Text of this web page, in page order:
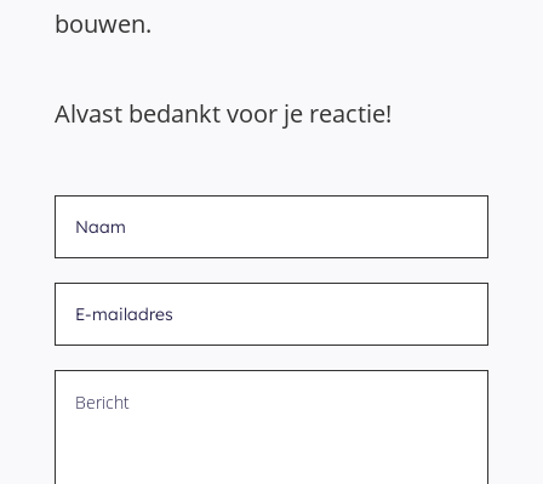
bouwen.
Alvast bedankt voor je reactie!